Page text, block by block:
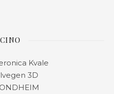
Kvale
3D